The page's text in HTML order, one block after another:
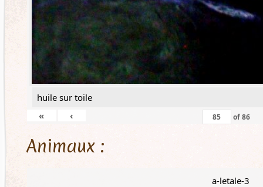
huile sur toile
«
‹ of86
Animaux :
a-letale-3